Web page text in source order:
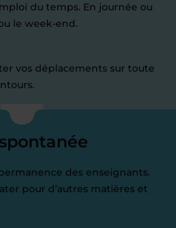
du temps. En journée ou
le week-end.
vos déplacements sur toute
des enseignants.
pour d’autres matières et